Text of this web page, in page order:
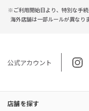
※ご利用開始日より、特別な手
海外店舗は一部ルールが異なり
公式アカウント
店舗を探す